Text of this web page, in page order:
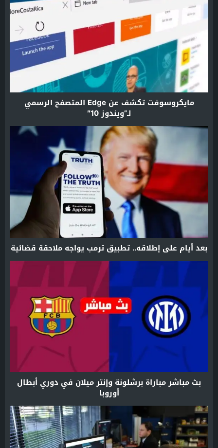
مايكروسوفت تكشف عن Edge المتصفح الرسمي
لـ”ويندوز 10″
بعد أيام على إطلاقه.. تطبيق ترمب يواجه ملاحقة قضائية
بث مباشر مباراة برشلونة وإنتر ميلان في دوري أبطال
أوروبا